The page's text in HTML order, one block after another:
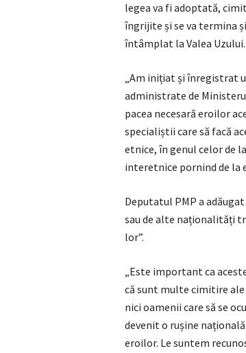
legea va fi adoptată,
îngrijite și se va termina
întâmplat la Valea Uzului.
„Am inițiat și înregistrat
administrate de
pacea necesară eroilor
specialiștii care să facă
etnice, în genul celor de
interetnice pornind de la
Deputatul PMP a
sau de alte naționalități
lor”.
„Este important ca
că sunt multe cimitire ale
nici oamenii care să se
devenit o rușine
eroilor. Le suntem